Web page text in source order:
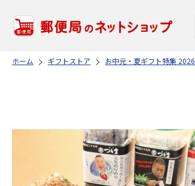
ホーム ギフトストア お中元・夏ギフト特集 2026